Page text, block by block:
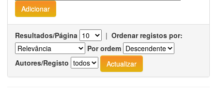
Resultados/Página | Ordenar registos por:
Por ordem
Autores/Registo